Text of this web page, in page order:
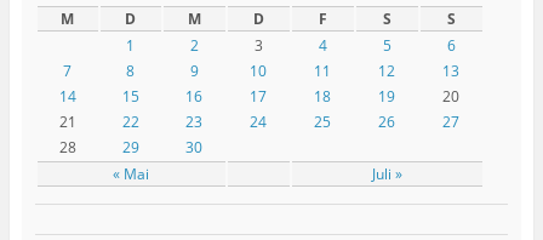
M D M D F S S
« Mai Juli »
1 2 3 4 5
6
7
8 9 10 11 12
13
14
15 16 17 18 19
20
21
22 23 24 25 26
27
28
29 30